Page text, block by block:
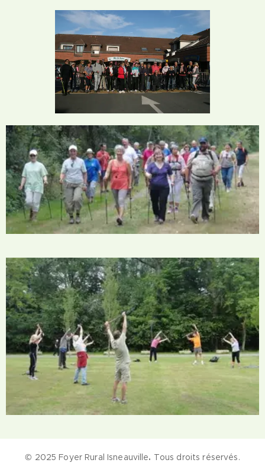
© 2025 Foyer Rural Isneauville. Tous droits réservés.